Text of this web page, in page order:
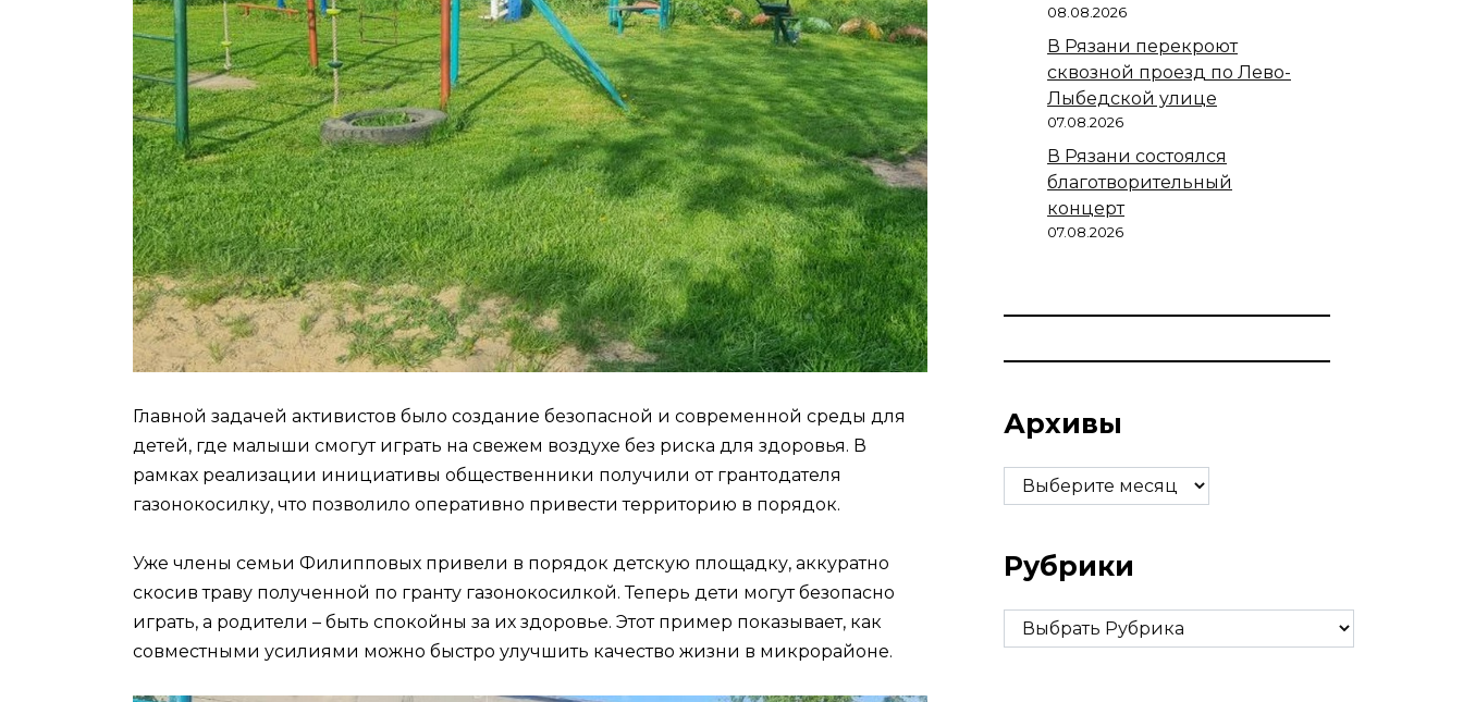
Главной задачей активистов было создание безопасной и современной среды для
детей, где малыши смогут играть на свежем воздухе без риска для здоровья. В
рамках реализации инициативы общественники получили от грантодателя
газонокосилку, что позволило оперативно привести территорию в порядок.
Уже члены семьи Филипповых привели в порядок детскую площадку, аккуратно
скосив траву полученной по гранту газонокосилкой. Теперь дети могут безопасно
играть, а родители – быть спокойны за их здоровье. Этот пример показывает, как
совместными усилиями можно быстро улучшить качество жизни в микрорайоне.
08.08.2026
В Рязани перекроют
сквозной проезд по Лево-
Лыбедской улице
07.08.2026
В Рязани состоялся
благотворительный
концерт
07.08.2026
Архивы
Архивы
Рубрики
Рубрики